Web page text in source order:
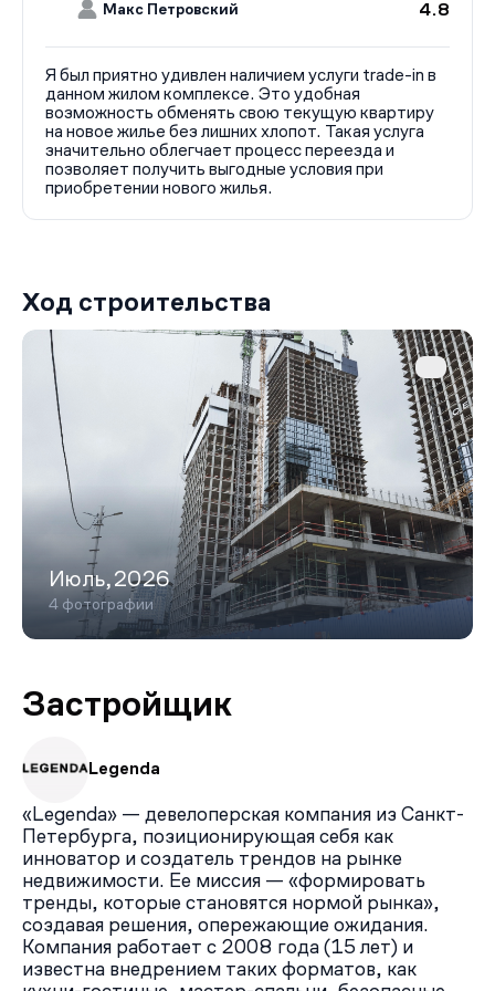
Макс Петровский 4.8
Я был приятно удивлен наличием услуги trade-in в
данном жилом комплексе. Это удобная
возможность обменять свою текущую квартиру
на новое жилье без лишних хлопот. Такая услуга
значительно облегчает процесс переезда и
позволяет получить выгодные условия при
приобретении нового жилья.
Ход строительства
Июль,2026
4 фотографии
Застройщик
Legenda
«Legenda» — девелоперская компания из Санкт-
Петербурга, позиционирующая себя как
инноватор и создатель трендов на рынке
недвижимости. Ее миссия — «формировать
тренды, которые становятся нормой рынка»,
создавая решения, опережающие ожидания.
Компания работает с 2008 года (15 лет) и
известна внедрением таких форматов, как